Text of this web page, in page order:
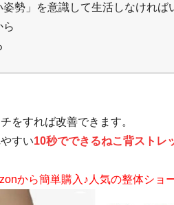
勢」を意識して生活しなければ
ら
をすれば改善できます。
すい10秒でできるねこ背ストレ
から簡単購入♪人気の整体ショ